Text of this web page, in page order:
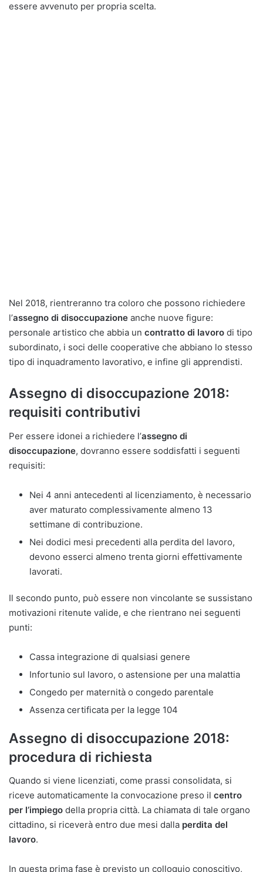
essere avvenuto per propria scelta.
Nel 2018, rientreranno tra coloro che possono richiedere
l’assegno di disoccupazione anche nuove figure:
personale artistico che abbia un contratto di lavoro di tipo
subordinato, i soci delle cooperative che abbiano lo stesso
tipo di inquadramento lavorativo, e infine gli apprendisti.
Assegno di disoccupazione 2018:
requisiti contributivi
Per essere idonei a richiedere l’assegno di
disoccupazione, dovranno essere soddisfatti i seguenti
requisiti:
Nei 4 anni antecedenti al licenziamento, è necessario
aver maturato complessivamente almeno 13
settimane di contribuzione.
Nei dodici mesi precedenti alla perdita del lavoro,
devono esserci almeno trenta giorni effettivamente
lavorati.
Il secondo punto, può essere non vincolante se sussistano
motivazioni ritenute valide, e che rientrano nei seguenti
punti:
Cassa integrazione di qualsiasi genere
Infortunio sul lavoro, o astensione per una malattia
Congedo per maternità o congedo parentale
Assenza certificata per la legge 104
Assegno di disoccupazione 2018:
procedura di richiesta
Quando si viene licenziati, come prassi consolidata, si
riceve automaticamente la convocazione preso il centro
per l’impiego della propria città. La chiamata di tale organo
cittadino, si riceverà entro due mesi dalla perdita del
lavoro.
In questa prima fase è previsto un colloquio conoscitivo,